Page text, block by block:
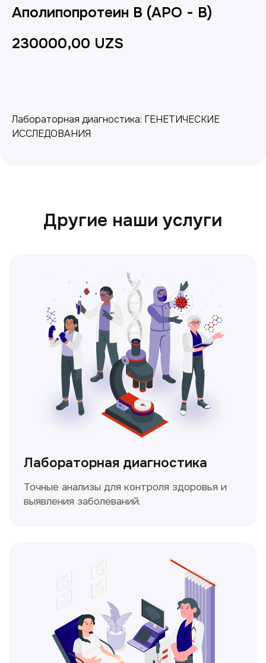
Аполипопротеин В (APO - B)
230000,00 UZS
Лабораторная диагностика: ГЕНЕТИЧЕСКИЕ
ИССЛЕДОВАНИЯ
Другие наши услуги
Лабораторная диагностика
Точные анализы для контроля здоровья и
выявления заболеваний.
Ультразвуковая диагностика
Безопасный и точный метод для
обследования внутренних органов.